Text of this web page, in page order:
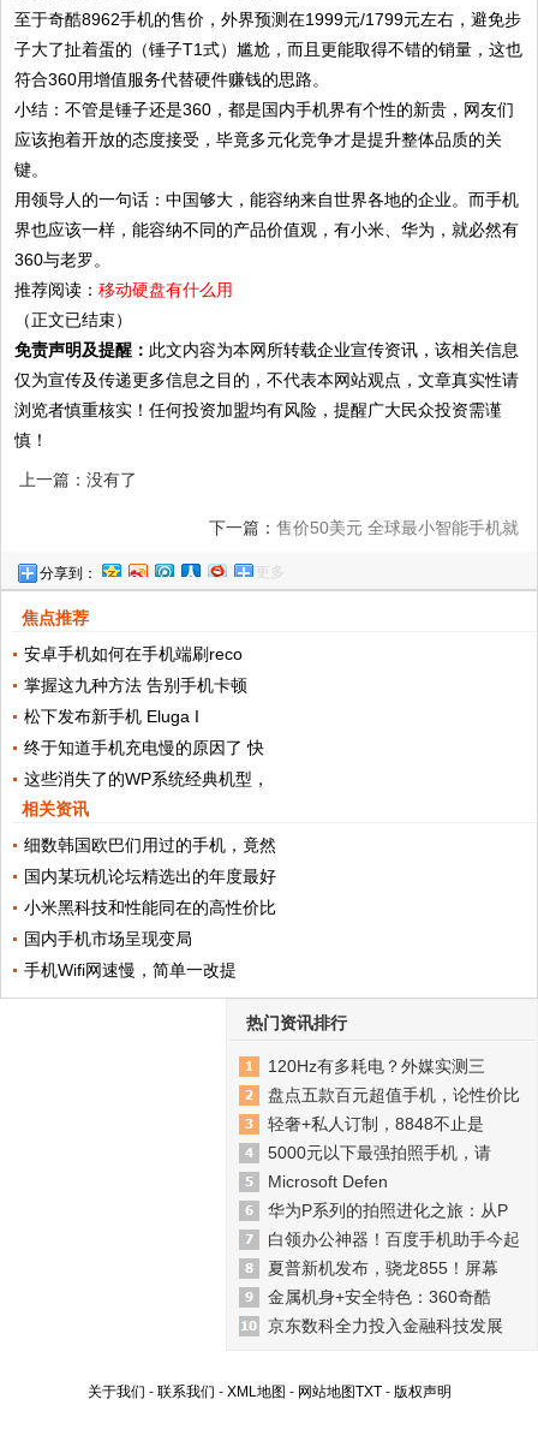
至于奇酷8962手机的售价，外界预测在1999元/1799元左右，避免步
子大了扯着蛋的（锤子T1式）尴尬，而且更能取得不错的销量，这也
符合360用增值服务代替硬件赚钱的思路。
小结：不管是锤子还是360，都是国内手机界有个性的新贵，网友们
应该抱着开放的态度接受，毕竟多元化竞争才是提升整体品质的关
键。
用领导人的一句话：中国够大，能容纳来自世界各地的企业。而手机
界也应该一样，能容纳不同的产品价值观，有小米、华为，就必然有
360与老罗。
推荐阅读：移动硬盘有什么用
（正文已结束）
免责声明及提醒： 此文内容为本网所转载企业宣传资讯，该相关信息
仅为宣传及传递更多信息之目的，不代表本网站观点，文章真实性请
浏览者慎重核实！任何投资加盟均有风险，提醒广大民众投资需谨
慎！
上一篇：没有了
下一篇： 售价50美元 全球最小智能手机就
分享到： 更多
焦点推荐
安卓手机如何在手机端刷reco
掌握这九种方法 告别手机卡顿
松下发布新手机 Eluga I
终于知道手机充电慢的原因了 快
这些消失了的WP系统经典机型，
相关资讯
细数韩国欧巴们用过的手机，竟然
国内某玩机论坛精选出的年度最好
小米黑科技和性能同在的高性价比
国内手机市场呈现变局
手机Wifi网速慢，简单一改提
热门资讯排行
120Hz有多耗电？外媒实测三
盘点五款百元超值手机，论性价比
轻奢+私人订制，8848不止是
5000元以下最强拍照手机，请
Microsoft Defen
华为P系列的拍照进化之旅：从P
白领办公神器！百度手机助手今起
夏普新机发布，骁龙855！屏幕
金属机身+安全特色：360奇酷
京东数科全力投入金融科技发展
关于我们 - 联系我们 - XML地图 - 网站地图TXT- 版权声明